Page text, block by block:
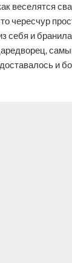
веселятся
чересчур
себя и
и